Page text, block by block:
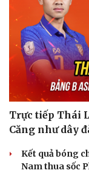
Thông tin doanh
Doanh nghiệp 24h
Trực tiếp Thái
Căng như dây
Kết quả bóng
Nam thua sốc